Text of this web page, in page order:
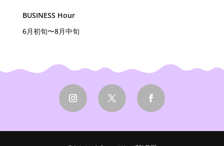
BUSINESS Hour
6月初旬〜8月中旬